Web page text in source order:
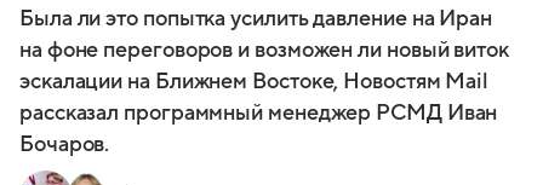
Была ли это попытка усилить давление на Иран
на фоне переговоров и возможен ли новый виток
эскалации на Ближнем Востоке, Новостям Mail
рассказал программный менеджер РСМД Иван
Бочаров.